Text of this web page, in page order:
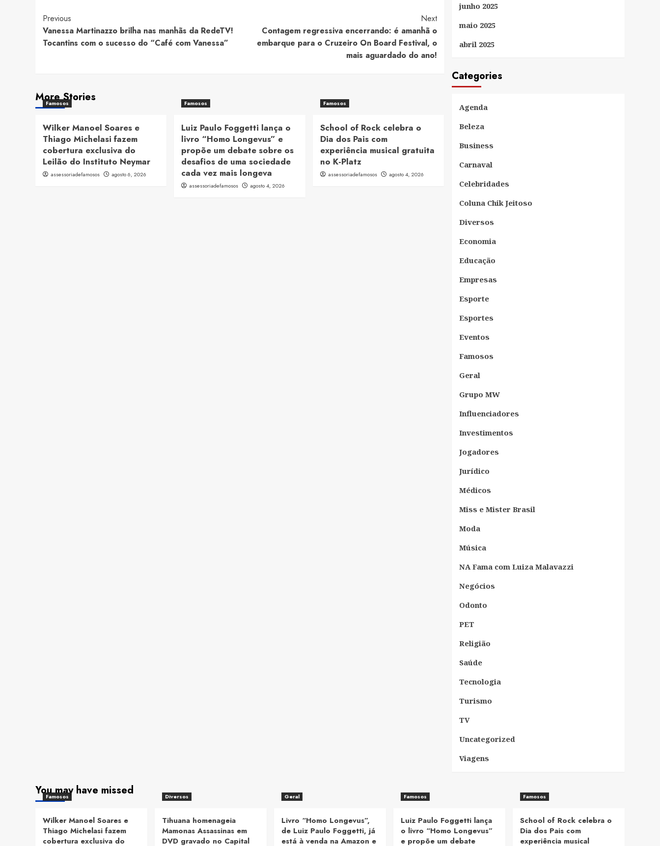
Post
Navigation
Previous
Vanessa Martinazzo brilha nas manhãs da RedeTV!
Tocantins com o sucesso do “Café com Vanessa”
Next
Contagem regressiva encerrando: é amanhã o
embarque para o Cruzeiro On Board Festival, o
mais aguardado do ano!
More Stories
Famosos
Wilker Manoel Soares e
Thiago Michelasi fazem
cobertura exclusiva do
Leilão do Instituto Neymar
assessoriadefamosos agosto 6, 2026
Famosos
Luiz Paulo Foggetti lança o
livro “Homo Longevus” e
propõe um debate sobre os
desafios de uma sociedade
cada vez mais longeva
assessoriadefamosos agosto 4, 2026
Famosos
School of Rock celebra o
Dia dos Pais com
experiência musical gratuita
no K-Platz
assessoriadefamosos agosto 4, 2026
junho 2025
maio 2025
abril 2025
Categories
Agenda
Beleza
Business
Carnaval
Celebridades
Coluna Chik Jeitoso
Diversos
Economia
Educação
Empresas
Esporte
Esportes
Eventos
Famosos
Geral
Grupo MW
Influenciadores
Investimentos
Jogadores
Jurídico
Médicos
Miss e Mister Brasil
Moda
Música
NA Fama com Luiza Malavazzi
Negócios
Odonto
PET
Religião
Saúde
Tecnologia
Turismo
TV
Uncategorized
Viagens
You may have missed
Famosos
Wilker Manoel Soares e
Thiago Michelasi fazem
cobertura exclusiva do
Diversos
Tihuana homenageia
Mamonas Assassinas em
DVD gravado no Capital
Geral
Livro “Homo Longevus”,
de Luiz Paulo Foggetti, já
está à venda na Amazon e
Famosos
Luiz Paulo Foggetti lança
o livro “Homo Longevus”
e propõe um debate
Famosos
School of Rock celebra o
Dia dos Pais com
experiência musical